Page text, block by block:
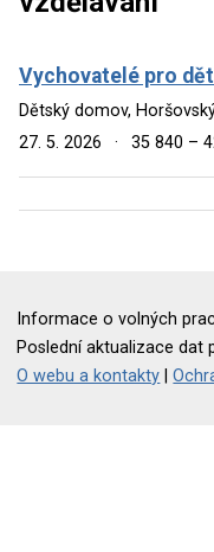
Vychovatelé pro
Dětský domov,
27. 5. 2026
· 35 840 –
Informace o volných
Poslední aktualizace dat
O webu a kontakty |